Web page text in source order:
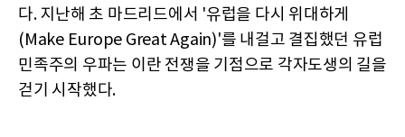
다. 지난해 초 마드리드에서 '유럽을 다시 위대하게
(Make Europe Great Again)'를 내걸고 결집했던 유럽
민족주의 우파는 이란 전쟁을 기점으로 각자도생의 길을
걷기 시작했다.